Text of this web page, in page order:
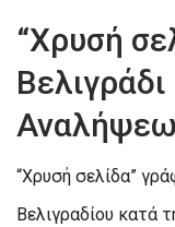
“Χρυσή
“Χρυσή σελίδα”
Βελιγραδίου κατά